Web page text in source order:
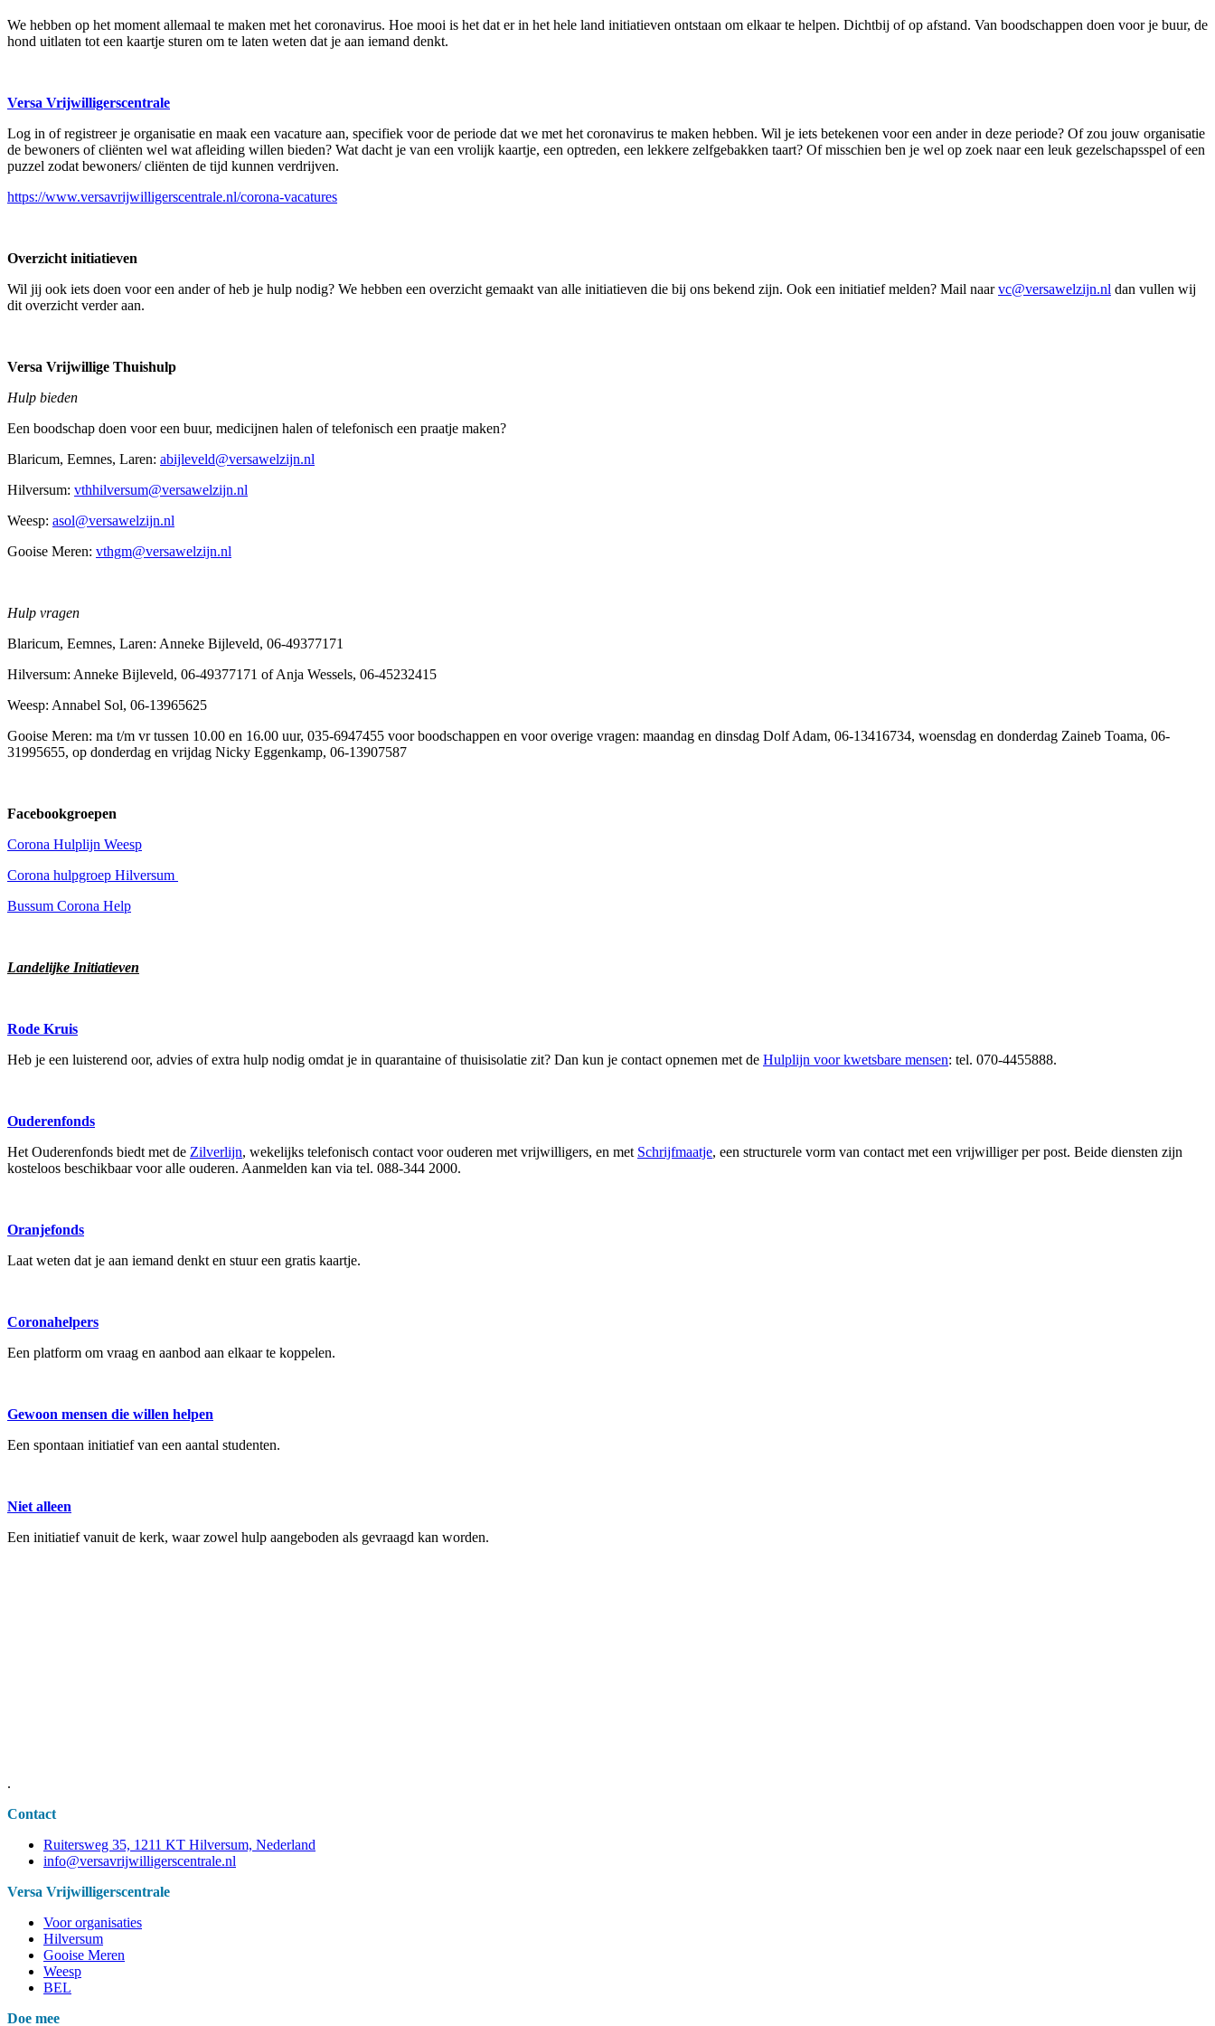
We hebben op het moment allemaal te maken met het coronavirus. Hoe mooi is het dat er in het hele land initiatieven ontstaan om elkaar te helpen. Dichtbij of op afstand. Van boodschappen doen voor je buur, de
hond uitlaten tot een kaartje sturen om te laten weten dat je aan iemand denkt.
Versa Vrijwilligerscentrale
Log in of registreer je organisatie en maak een vacature aan, specifiek voor de periode dat we met het coronavirus te maken hebben. Wil je iets betekenen voor een ander in deze periode? Of zou jouw organisatie
de bewoners of cliënten wel wat afleiding willen bieden? Wat dacht je van een vrolijk kaartje, een optreden, een lekkere zelfgebakken taart? Of misschien ben je wel op zoek naar een leuk gezelschapsspel of een
puzzel zodat bewoners/ cliënten de tijd kunnen verdrijven.
https://www.versavrijwilligerscentrale.nl/corona-vacatures
Overzicht initiatieven
Wil jij ook iets doen voor een ander of heb je hulp nodig? We hebben een overzicht gemaakt van alle initiatieven die bij ons bekend zijn. Ook een initiatief melden? Mail naarvc@versawelzijn.nl dan vullen wij
dit overzicht verder aan.
Versa Vrijwillige Thuishulp
Hulp bieden
Een boodschap doen voor een buur, medicijnen halen of telefonisch een praatje maken?
Blaricum, Eemnes, Laren: abijleveld@versawelzijn.nl
Hilversum: vthhilversum@versawelzijn.nl
Weesp: asol@versawelzijn.nl
Gooise Meren: vthgm@versawelzijn.nl
Hulp vragen
Blaricum, Eemnes, Laren: Anneke Bijleveld, 06-49377171
Hilversum: Anneke Bijleveld, 06-49377171 of Anja Wessels, 06-45232415
Weesp: Annabel Sol, 06-13965625
Gooise Meren: ma t/m vr tussen 10.00 en 16.00 uur, 035-6947455 voor boodschappen en voor overige vragen: maandag en dinsdag Dolf Adam, 06-13416734, woensdag en donderdag Zaineb Toama, 06-
31995655, op donderdag en vrijdag Nicky Eggenkamp, 06-13907587
Facebookgroepen
Corona Hulplijn Weesp
Corona hulpgroep Hilversum
Bussum Corona Help
Landelijke Initiatieven
Rode Kruis
Heb je een luisterend oor, advies of extra hulp nodig omdat je in quarantaine of thuisisolatie zit? Dan kun je contact opnemen met de Hulplijn voor kwetsbare mensen: tel. 070-4455888.
Ouderenfonds
Het Ouderenfonds biedt met de Zilverlijn, wekelijks telefonisch contact voor ouderen met vrijwilligers, en met Schrijfmaatje, een structurele vorm van contact met een vrijwilliger per post. Beide diensten zijn
kosteloos beschikbaar voor alle ouderen. Aanmelden kan via tel. 088-344 2000.
Oranjefonds
Laat weten dat je aan iemand denkt en stuur een gratis kaartje.
Coronahelpers
Een platform om vraag en aanbod aan elkaar te koppelen.
Gewoon mensen die willen helpen
Een spontaan initiatief van een aantal studenten.
Niet alleen
Een initiatief vanuit de kerk, waar zowel hulp aangeboden als gevraagd kan worden.
.
Contact
Ruitersweg 35, 1211 KT Hilversum, Nederland
info@versavrijwilligerscentrale.nl
Versa Vrijwilligerscentrale
Voor organisaties
Hilversum
Gooise Meren
Weesp
BEL
Doe mee